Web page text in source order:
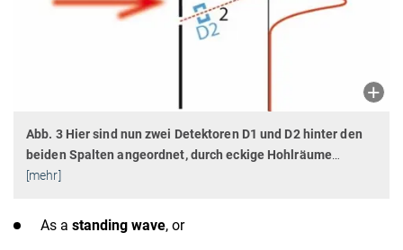
Abb. 3 Hier sind nun zwei Detektoren D1 und D2 hinter den
beiden Spalten angeordnet, durch eckige Hohlräume…
[mehr]
As a standing wave, or